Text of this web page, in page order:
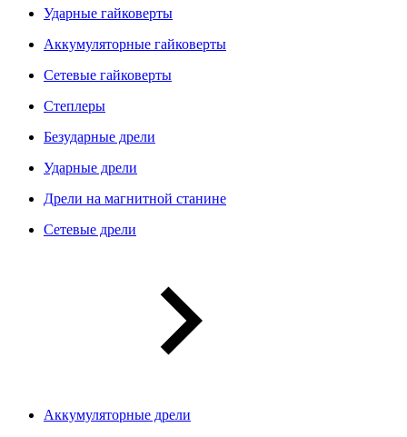
Ударные гайковерты
Аккумуляторные гайковерты
Сетевые гайковерты
Степлеры
Безударные дрели
Ударные дрели
Дрели на магнитной станине
Сетевые дрели
Аккумуляторные дрели